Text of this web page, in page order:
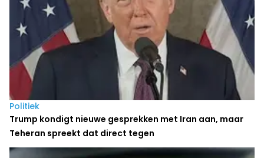
Politiek
Trump kondigt nieuwe gesprekken met Iran aan, maar
Teheran spreekt dat direct tegen